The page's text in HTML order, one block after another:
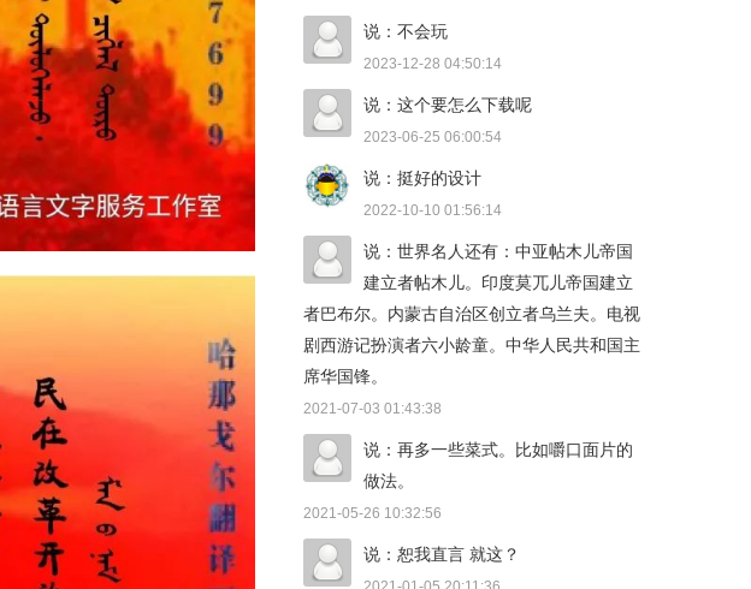
说：不会玩
2023-12-28 04:50:14
说：这个要怎么下载呢
2023-06-25 06:00:54
说：挺好的设计
2022-10-10 01:56:14
说：世界名人还有：中亚帖木儿帝国
建立者帖木儿。印度莫兀儿帝国建立
者巴布尔。内蒙古自治区创立者乌兰夫。电视
剧西游记扮演者六小龄童。中华人民共和国主
席华国锋。
2021-07-03 01:43:38
说：再多一些菜式。比如嚼口面片的
做法。
2021-05-26 10:32:56
说：恕我直言 就这？